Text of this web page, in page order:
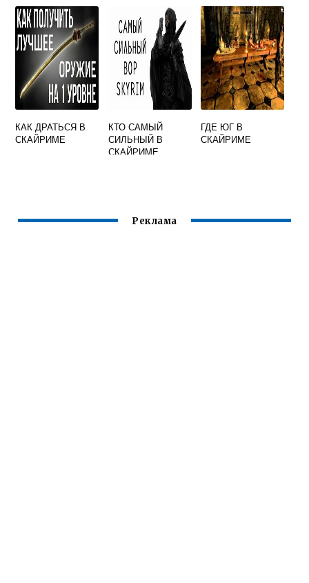
ЧЕРЕЗ КОНСОЛЬ
КАК ДРАТЬСЯ В
СКАЙРИМЕ
КТО САМЫЙ
СИЛЬНЫЙ В
СКАЙРИМЕ
ГДЕ ЮГ В
СКАЙРИМЕ
Реклама